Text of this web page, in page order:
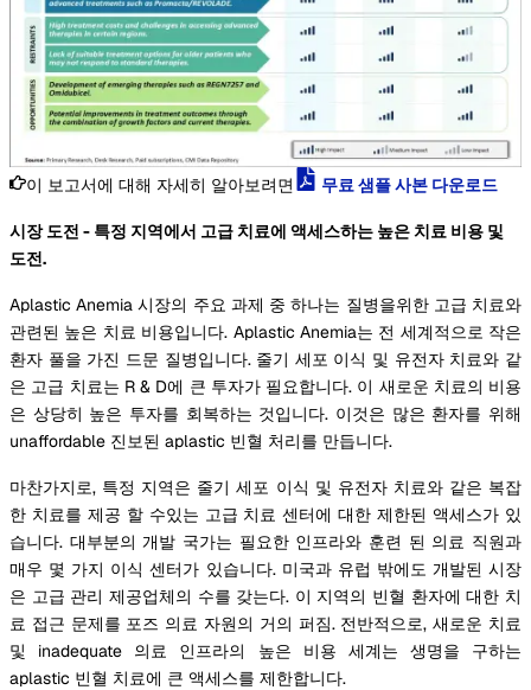
이 보고서에 대해 자세히 알아보려면 무료 샘플 사본 다운로드
시장 도전 - 특정 지역에서 고급 치료에 액세스하는 높은 치료 비용 및
도전.
Aplastic Anemia 시장의 주요 과제 중 하나는 질병을위한 고급 치료와
관련된 높은 치료 비용입니다. Aplastic Anemia는 전 세계적으로 작은
환자 풀을 가진 드문 질병입니다. 줄기 세포 이식 및 유전자 치료와 같
은 고급 치료는 R & D에 큰 투자가 필요합니다. 이 새로운 치료의 비용
은 상당히 높은 투자를 회복하는 것입니다. 이것은 많은 환자를 위해
unaffordable 진보된 aplastic 빈혈 처리를 만듭니다.
마찬가지로, 특정 지역은 줄기 세포 이식 및 유전자 치료와 같은 복잡
한 치료를 제공 할 수있는 고급 치료 센터에 대한 제한된 액세스가 있
습니다. 대부분의 개발 국가는 필요한 인프라와 훈련 된 의료 직원과
매우 몇 가지 이식 센터가 있습니다. 미국과 유럽 밖에도 개발된 시장
은 고급 관리 제공업체의 수를 갖는다. 이 지역의 빈혈 환자에 대한 치
료 접근 문제를 포즈 의료 자원의 거의 퍼짐. 전반적으로, 새로운 치료
및 inadequate 의료 인프라의 높은 비용 세계는 생명을 구하는
aplastic 빈혈 치료에 큰 액세스를 제한합니다.